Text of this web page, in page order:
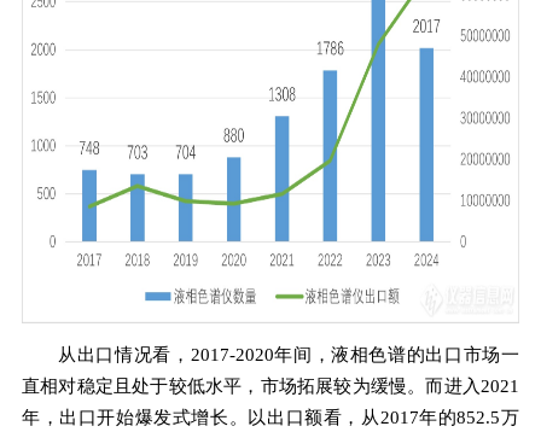
从出口情况看，2017-2020年间，液相色谱的出口市场一
直相对稳定且处于较低水平，市场拓展较为缓慢。而进入2021
年，出口开始爆发式增长。以出口额看，从2017年的852.5万